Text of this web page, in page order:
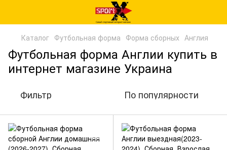
Каталог Футбольная форма Форма сборных Англия
Футбольная форма Англии купить в
интернет магазине Украина
Фильтр По популярности